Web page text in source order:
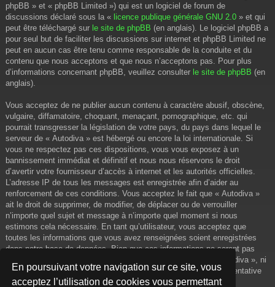
En poursuivant votre navigation sur ce site, vous
acceptez l’utilisation de cookies vous permettant
phpBB » et « phpBB Limited ») qui est un logiciel de forum de
discussions déclaré sous la « licence publique générale GNU 2.0 » et qui
peut être téléchargé sur le site de phpBB (en anglais). Le logiciel phpBB a
pour seul but de faciliter les discussions sur internet et phpBB Limited ne
peut en aucun cas être tenu comme responsable de la conduite et du
contenu que nous acceptons et que nous n’acceptons pas. Pour plus
d’informations concernant phpBB, veuillez consulter le site de phpBB (en
anglais).
Vous acceptez de ne publier aucun contenu à caractère abusif, obscène,
vulgaire, diffamatoire, choquant, menaçant, pornographique, etc. qui
pourrait transgresser la législation de votre pays, du pays dans lequel le
serveur de « Autodiva » est hébergé ou encore la loi internationale. Si
vous ne respectez pas ces dispositions, vous vous exposez à un
bannissement immédiat et définitif et nous nous réservons le droit
d’avertir votre fournisseur d’accès à internet et les autorités officielles.
L’adresse IP de tous les messages est enregistrée afin d’aider au
renforcement de ces conditions. Vous acceptez le fait que « Autodiva »
ait le droit de supprimer, de modifier, de déplacer ou de verrouiller
n’importe quel sujet et message à n’importe quel moment si nous
estimons cela nécessaire. En tant qu’utilisateur, vous acceptez que
toutes les informations que vous avez renseignées soient enregistrées
dans notre base de données. Bien que ces informations ne seront pas
diffusées à une tierce partie sans votre consentement, ni « Autodiva », ni
phpBB, ne pourront être tenus comme responsables en cas de tentative
de piratage informatique visant à compromettre vos données.